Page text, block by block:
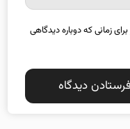
زمانی که دوباره دیدگاهی